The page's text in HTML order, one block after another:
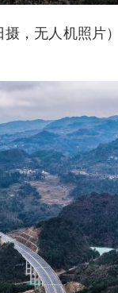
，无人机照片